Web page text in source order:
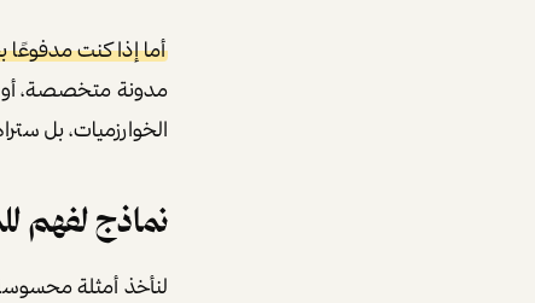
أما إذا كنت
مدونة متخصصة، أو
الخوارزميات، بل
نماذج لفهم
لنأخذ أمثلة